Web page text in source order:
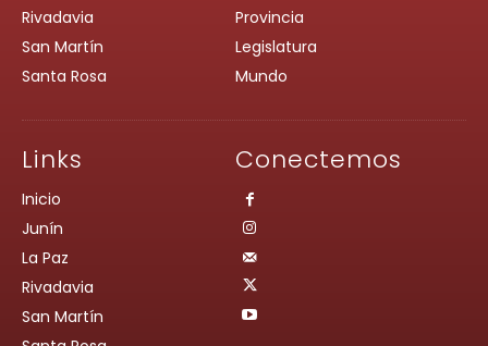
Rivadavia
San Martín
Santa Rosa
Provincia
Legislatura
Mundo
Links
Inicio
Junín
La Paz
Rivadavia
San Martín
Conectemos